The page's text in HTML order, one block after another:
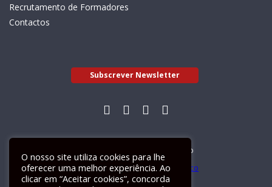
Recrutamento de Formadores
Contactos
Subscrever Newsletter
Livro de Reclamações Electrónico
O nosso site utiliza cookies para lhe
oferecer uma melhor experiência. Ao
clicar em “Aceitar cookies”, concorda